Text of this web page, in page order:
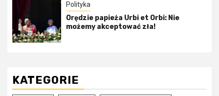
Polityka
Orędzie papieża Urbi et Orbi: Nie
możemy akceptować zła!
KATEGORIE